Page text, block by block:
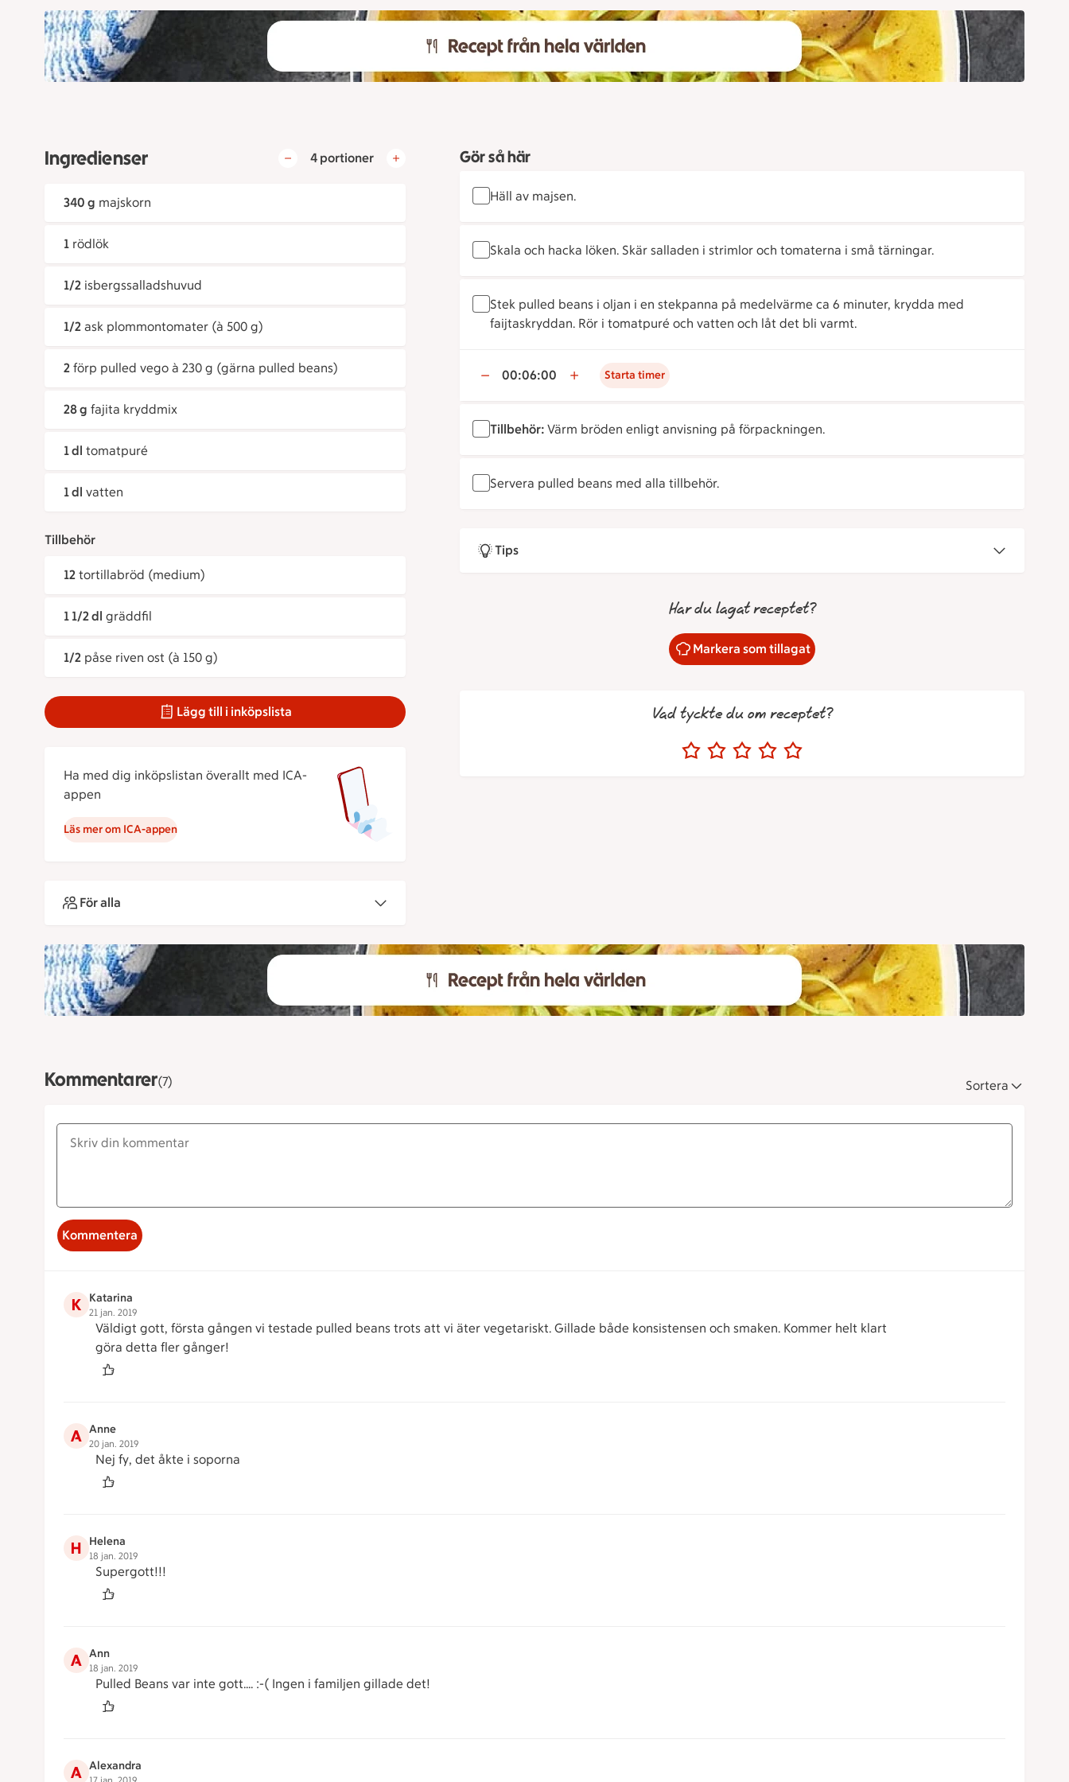
Ingredienser 4 portioner
340 g majskorn
1 rödlök
1/2 isbergssalladshuvud
1/2 ask plommontomater (à 500 g)
2 förp pulled vego à 230 g (gärna pulled beans)
28 g fajita kryddmix
1 dl tomatpuré
1 dl vatten
Tillbehör
12 tortillabröd (medium)
1 1/2 dl gräddfil
1/2 påse riven ost (à 150 g)
Lägg till i inköpslista
Ha med dig inköpslistan överallt med ICA-
appen
Läs mer om ICA-appen
För alla
Gör så här
Häll av majsen.
Skala och hacka löken. Skär salladen i strimlor och tomaterna i små tärningar.
Stek pulled beans i oljan i en stekpanna på medelvärme ca 6 minuter, krydda med
faijtaskryddan. Rör i tomatpuré och vatten och låt det bli varmt.
00:06:00 Starta timer
Tillbehör: Värm bröden enligt anvisning på förpackningen.
Servera pulled beans med alla tillbehör.
Tips
Har du lagat receptet?
Markera som tillagat
Vad tyckte du om receptet?
Kommentarer(7) Sortera
Kommentera
K Katarina
21 jan. 2019
Väldigt gott, första gången vi testade pulled beans trots att vi äter vegetariskt. Gillade både konsistensen och smaken. Kommer helt klart
göra detta fler gånger!
A Anne
20 jan. 2019
Nej fy, det åkte i soporna
H Helena
18 jan. 2019
Supergott!!!
A Ann
18 jan. 2019
Pulled Beans var inte gott.... :-( Ingen i familjen gillade det!
A Alexandra